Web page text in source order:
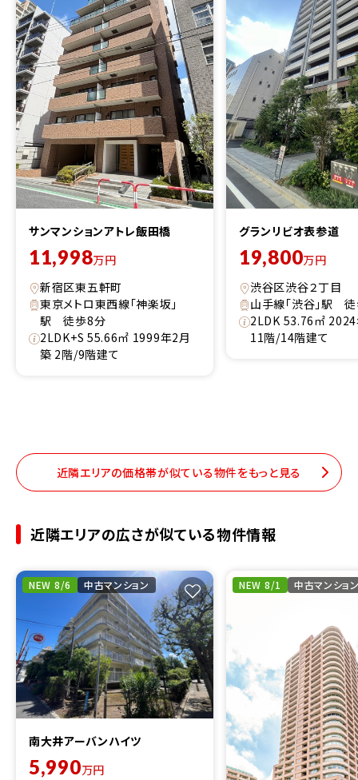
サンマンションアトレ飯田橋
11,998万円
新宿区東五軒町
東京メトロ東西線「神楽坂」
駅 徒歩8分
2LDK+S 55.66㎡ 1999年2月
築 2階/9階建て
グランリビオ表参道
19,800万円
渋谷区渋谷２丁目
山手線「渋谷」駅
2LDK 53.76㎡
11階/14階建て
近隣エリアの価格帯が似ている物件をもっと見る
近隣エリアの広さが似ている物件情報
NEW 8/6 中古マンション
南大井アーバンハイツ
5,990万円
NEW 8/1 中古マンショ